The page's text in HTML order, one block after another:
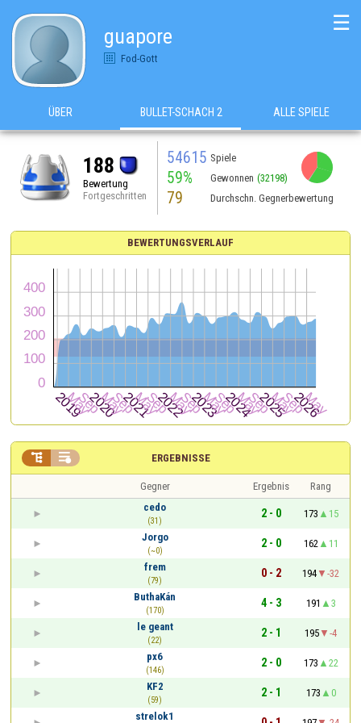
guapore
Fod-Gott
☰
ÜBER BULLET-SCHACH 2 ALLE SPIELE
188
Bewertung
Fortgeschritten
54615 Spiele
59% Gewonnen (32198)
79 Durchschn. Gegnerbewertung
BEWERTUNGSVERLAUF
ERGEBNISSE
 
Gegner Ergebnis
Rang
cedo
(31)
2 - 0 173
15
Jorgo
(~0)
2 - 0 162
11
frem
(79)
0 - 2 194
-32
ButhaKán
(170)
4 - 3 191
3
le geant
(22)
2 - 1 195
-4
px6
(146)
2 - 0 173
22
KF2
(59)
2 - 1 173
0
strelok1